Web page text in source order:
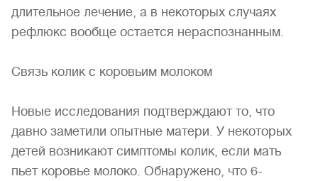
длительное лечение, а в некоторых случаях
рефлюкс вообще остается нераспознанным.
Связь колик с коровьим молоком
Новые исследования подтверждают то, что
давно заметили опытные матери. У некоторых
детей возникают симптомы колик, если мать
пьет коровье молоко. Обнаружено, что 6-